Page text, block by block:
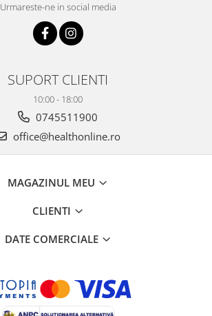
Urmareste-ne in social media
SUPORT CLIENTI
10:00 - 18:00
0745511900
office@healthonline.ro
MAGAZINUL MEU
CLIENTI
DATE COMERCIALE